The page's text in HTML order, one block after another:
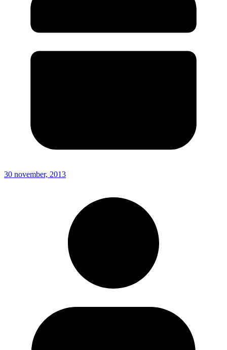
30 november, 2013